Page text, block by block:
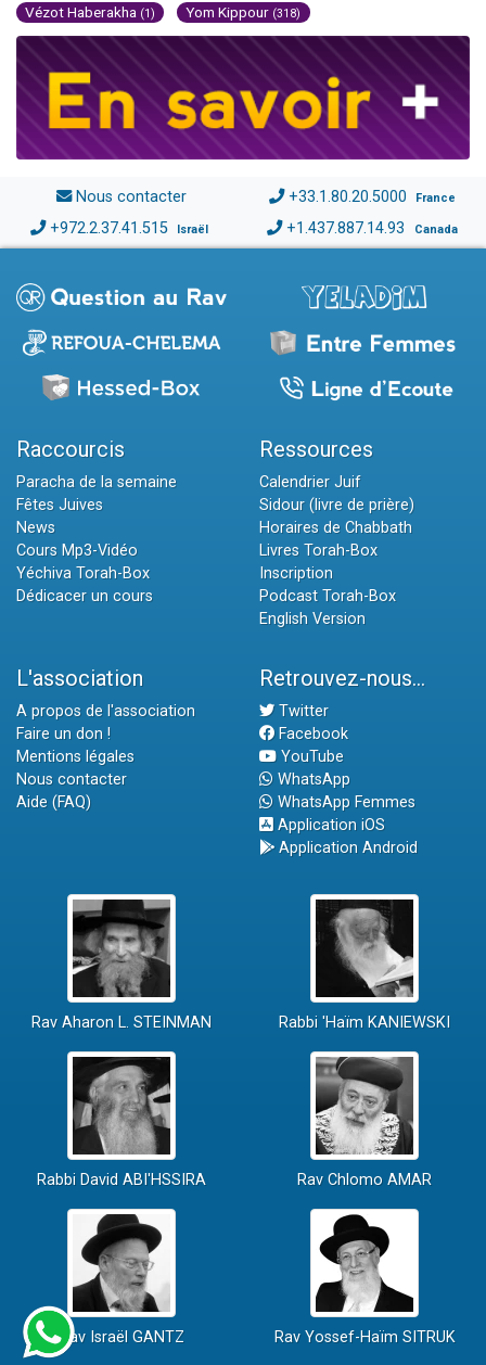
Vézot Haberakha (1) Yom Kippour (318)
Nous contacter +33.1.80.20.5000 France
+972.2.37.41.515 Israël +1.437.887.14.93 Canada
Raccourcis
Paracha de la semaine
Fêtes Juives
News
Cours Mp3-Vidéo
Yéchiva Torah-Box
Dédicacer un cours
Ressources
Calendrier Juif
Sidour (livre de prière)
Horaires de Chabbath
Livres Torah-Box
Inscription
Podcast Torah-Box
English Version
L'association
A propos de l'association
Faire un don !
Mentions légales
Nous contacter
Aide (FAQ)
Retrouvez-nous...
Twitter
Facebook
YouTube
WhatsApp
WhatsApp Femmes
Application iOS
Application Android
Rav Aharon L. STEINMAN Rabbi 'Haïm KANIEWSKI
Rabbi David ABI'HSSIRA Rav Chlomo AMAR
Rav Israël GANTZ Rav Yossef-Haïm SITRUK